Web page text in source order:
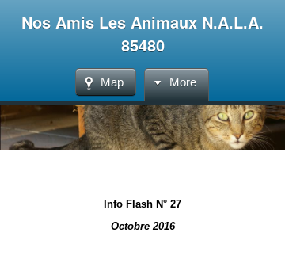
Nos Amis Les Animaux N.A.L.A.
85480
Map More
Info Flash N° 27
Octobre 2016